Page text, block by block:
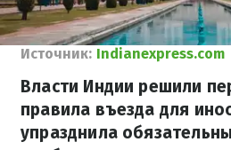
Источник: Indianexpress.com
Власти Индии решили
правила въезда для
упразднила